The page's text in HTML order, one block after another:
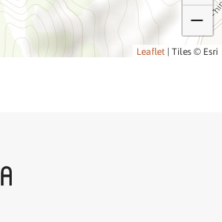
Leaflet | Tiles © Esri